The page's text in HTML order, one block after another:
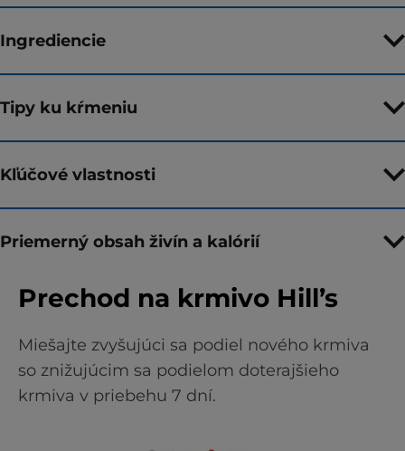
Ingrediencie
Tipy ku kŕmeniu
Kľúčové vlastnosti
Priemerný obsah živín a kalórií
Prechod na krmivo Hill’s
Miešajte zvyšujúci sa podiel nového krmiva
so znižujúcim sa podielom doterajšieho
krmiva v priebehu 7 dní.